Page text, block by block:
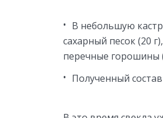
В небольшую
сахарный песок (20
перечные горошины
Полученный